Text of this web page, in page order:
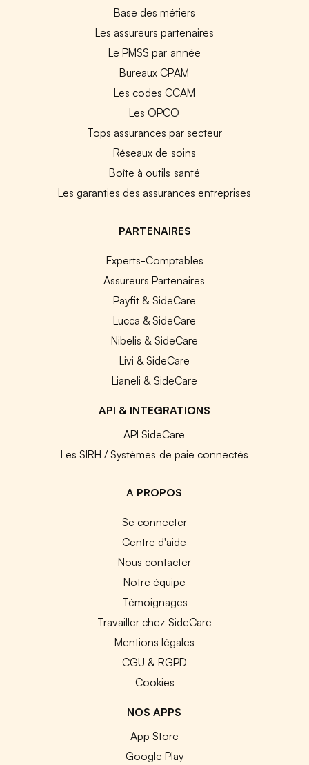
Base des métiers
Les assureurs partenaires
Le PMSS par année
Bureaux CPAM
Les codes CCAM
Les OPCO
Tops assurances par secteur
Réseaux de soins
Boîte à outils santé
Les garanties des assurances entreprises
PARTENAIRES
Experts-Comptables
Assureurs Partenaires
Payfit & SideCare
Lucca & SideCare
Nibelis & SideCare
Livi & SideCare
Lianeli & SideCare
API & INTEGRATIONS
API SideCare
Les SIRH / Systèmes de paie connectés
A PROPOS
Se connecter
Centre d'aide
Nous contacter
Notre équipe
Témoignages
Travailler chez SideCare
Mentions légales
CGU & RGPD
Cookies
NOS APPS
App Store
Google Play